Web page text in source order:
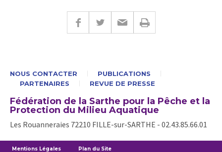
NOUS CONTACTER
PUBLICATIONS
PARTENAIRES
REVUE DE PRESSE
Fédération de la Sarthe pour la Pêche et la
Protection du Milieu Aquatique
Les Rouanneraies 72210 FILLE-sur-SARTHE - 02.43.85.66.01
Mentions Légales Plan du Site